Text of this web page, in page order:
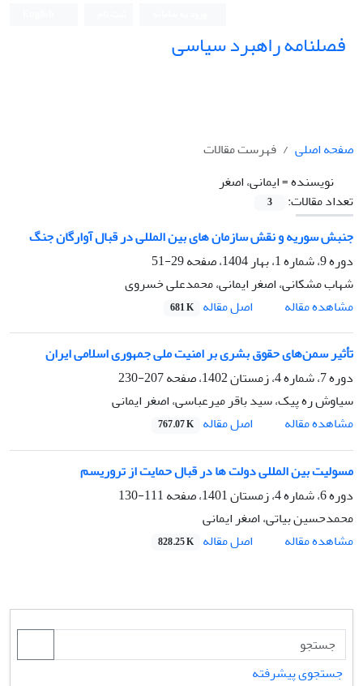
فصلنامه راهبرد سیاسی
صفحه اصلی
فهرست مقالات
نویسنده =ایمانی، اصغر
تعداد مقالات:
3
جنبش سوریه و نقش سازمان های بین المللی در قبال آوارگان جنگ
دوره 9، شماره 1، بهار 1404، صفحه
29-51
شهاب مشکانی، اصغر ایمانی، محمدعلی خسروی
مشاهده مقاله
اصل مقاله 681 K
تأثیر سمن‌های حقوق بشری بر امنیت ملی جمهوری اسلامی ایران
دوره 7، شماره 4، زمستان 1402، صفحه
207-230
سیاوش ره پیک، سید باقر میرعباسی، اصغر ایمانی
مشاهده مقاله
اصل مقاله 767.07 K
مسولیت بین المللی دولت ها در قبال حمایت از تروریسم
دوره 6، شماره 4، زمستان 1401، صفحه
111-130
محمدحسین بیاتی، اصغر ایمانی
مشاهده مقاله
اصل مقاله 828.25 K
جستجوی پیشرفته